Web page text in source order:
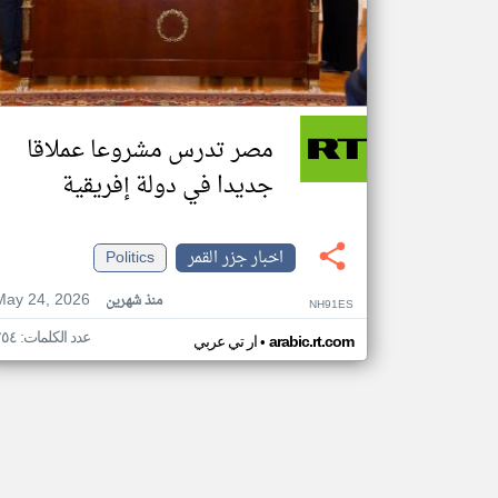
مصر تدرس مشروعا عملاقا
جديدا في دولة إفريقية
اخبار جزر القمر
Politics
24, 2026
منذ شهرين NH91ES
ار تي عربي• arabic.rt.com عدد الكلمات: ٢٥٤